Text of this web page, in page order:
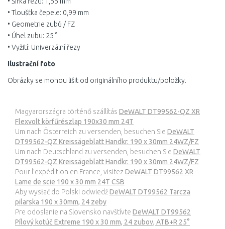
• Tloušťka čepele: 0,99 mm
• Geometrie zubů / FZ
• Úhel zubu: 25 °
• Vyžití: Univerzální řezy
ilustrační foto
Obrázky se mohou lišit od originálního produktu/položky.
Magyarországra történő szállítás DeWALT DT99562-QZ XR
Flexvolt körfűrészlap 190x30 mm 24T
Um nach Österreich zu versenden, besuchen Sie DeWALT
DT99562-QZ Kreissägeblatt Handkr. 190 x 30mm 24WZ/FZ
Um nach Deutschland zu versenden, besuchen Sie DeWALT
DT99562-QZ Kreissägeblatt Handkr. 190 x 30mm 24WZ/FZ
Pour l’expédition en France, visitez DeWALT DT99562 XR
Lame de scie 190 x 30 mm 24T CSB
Aby wysłać do Polski odwiedźDeWALT DT99562 Tarcza
pilarska 190 x 30mm, 24 zeby
Pre odoslanie na Slovensko navštívte DeWALT DT99562
Pílový kotúč Extreme 190 x 30 mm, 24 zubov, ATB+R 25°